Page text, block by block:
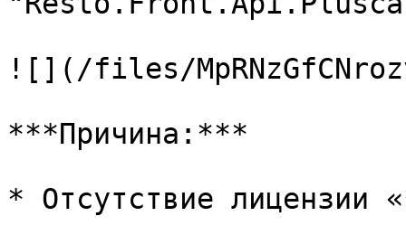
![](/files/
***Причина:***
* Отсутствие лицензии